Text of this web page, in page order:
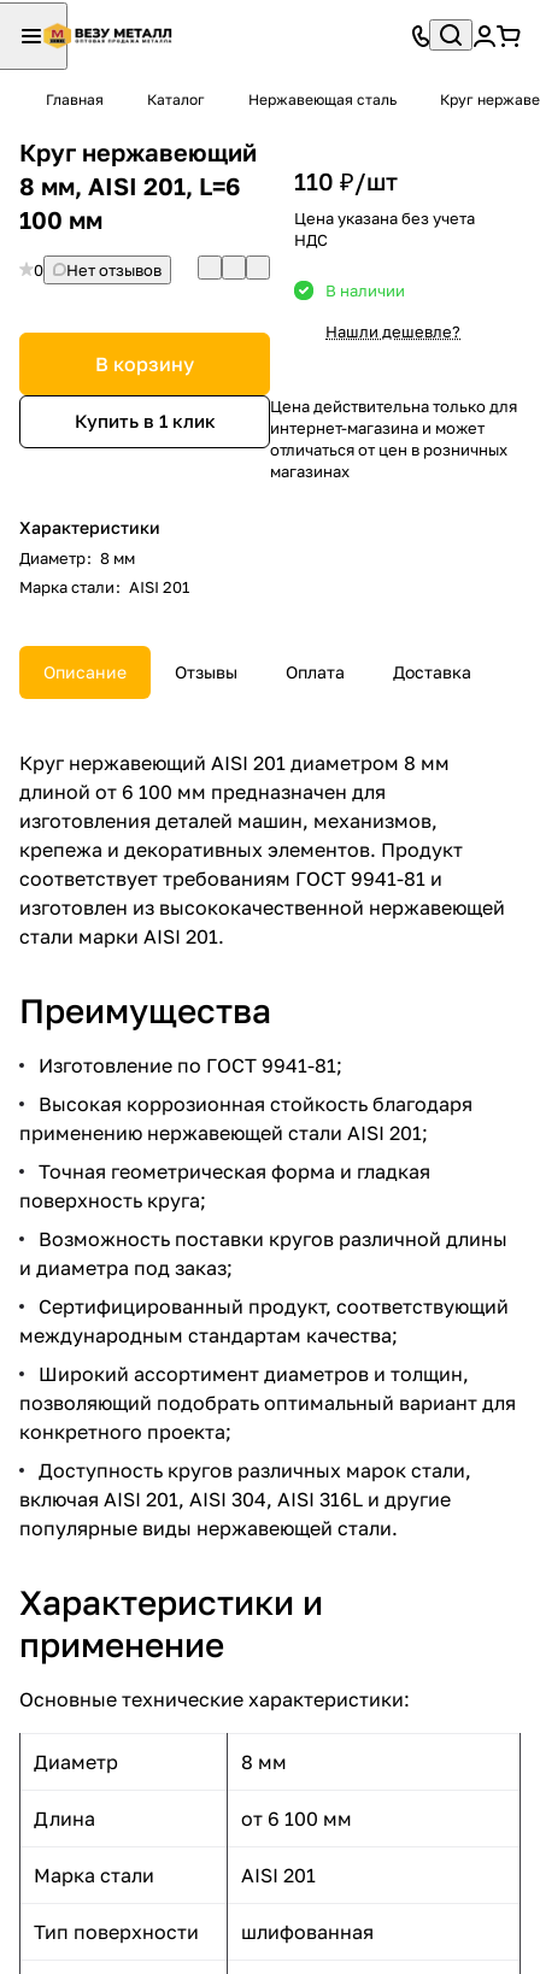
Главная Каталог Нержавеющая сталь Круг
Круг нержавеющий
8 мм, AISI 201, L=6
100 мм
0 Нет отзывов
В корзину
Купить в 1 клик
Характеристики
Диаметр: 8 мм
Марка стали: AISI 201
110 ₽/шт
Цена указана без учета
НДС
В наличии
Нашли дешевле?
Цена действительна только для
интернет-магазина и может
отличаться от цен в розничных
магазинах
Описание Отзывы Оплата Доставка
Круг нержавеющий AISI 201 диаметром 8 мм
длиной от 6 100 мм предназначен для
изготовления деталей машин, механизмов,
крепежа и декоративных элементов. Продукт
соответствует требованиям ГОСТ 9941-81 и
изготовлен из высококачественной нержавеющей
стали марки AISI 201.
Преимущества
Изготовление по ГОСТ 9941-81;
Высокая коррозионная стойкость благодаря
применению нержавеющей стали AISI 201;
Точная геометрическая форма и гладкая
поверхность круга;
Возможность поставки кругов различной длины
и диаметра под заказ;
Сертифицированный продукт, соответствующий
международным стандартам качества;
Широкий ассортимент диаметров и толщин,
позволяющий подобрать оптимальный вариант для
конкретного проекта;
Доступность кругов различных марок стали,
включая AISI 201, AISI 304, AISI 316L и другие
популярные виды нержавеющей стали.
Характеристики и
применение
Основные технические характеристики:
Диаметр 8 мм
Длина от 6 100 мм
Марка стали AISI 201
Тип поверхности шлифованная